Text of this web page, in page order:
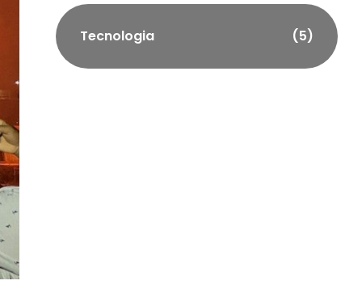
Tecnologia (5)